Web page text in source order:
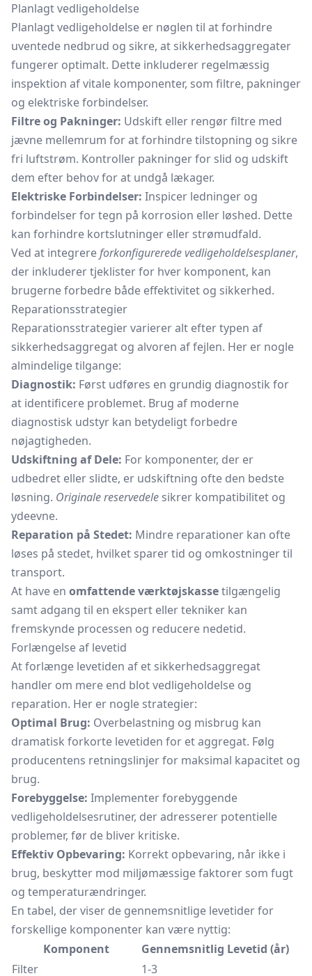
Planlagt vedligeholdelse
Planlagt vedligeholdelse er nøglen til at forhindre
uventede nedbrud og sikre, at sikkerhedsaggregater
fungerer optimalt. Dette inkluderer regelmæssig
inspektion af vitale komponenter, som filtre, pakninger
og elektriske forbindelser.
Filtre og Pakninger: Udskift eller rengør filtre med
jævne mellemrum for at forhindre tilstopning og sikre
fri luftstrøm. Kontroller pakninger for slid og udskift
dem efter behov for at undgå lækager.
Elektriske Forbindelser: Inspicer ledninger og
forbindelser for tegn på korrosion eller løshed. Dette
kan forhindre kortslutninger eller strømudfald.
Ved at integrereforkonfigurerede vedligeholdelsesplaner,
der inkluderer tjeklister for hver komponent, kan
brugerne forbedre både effektivitet og sikkerhed.
Reparationsstrategier
Reparationsstrategier varierer alt efter typen af
sikkerhedsaggregat og alvoren af fejlen. Her er nogle
almindelige tilgange:
Diagnostik: Først udføres en grundig diagnostik for
at identificere problemet. Brug af moderne
diagnostisk udstyr kan betydeligt forbedre
nøjagtigheden.
Udskiftning af Dele: For komponenter, der er
udbedret eller slidte, er udskiftning ofte den bedste
løsning. Originale reservedele sikrer kompatibilitet og
ydeevne.
Reparation på Stedet: Mindre reparationer kan ofte
løses på stedet, hvilket sparer tid og omkostninger til
transport.
At have en omfattende værktøjskassetilgængelig
samt adgang til en ekspert eller tekniker kan
fremskynde processen og reducere nedetid.
Forlængelse af levetid
At forlænge levetiden af et sikkerhedsaggregat
handler om mere end blot vedligeholdelse og
reparation. Her er nogle strategier:
Optimal Brug: Overbelastning og misbrug kan
dramatisk forkorte levetiden for et aggregat. Følg
producentens retningslinjer for maksimal kapacitet og
brug.
Forebyggelse: Implementer forebyggende
vedligeholdelsesrutiner, der adresserer potentielle
problemer, før de bliver kritiske.
Effektiv Opbevaring: Korrekt opbevaring, når ikke i
brug, beskytter mod miljømæssige faktorer som fugt
og temperaturændringer.
En tabel, der viser de gennemsnitlige levetider for
forskellige komponenter kan være nyttig:
Komponent
Gennemsnitlig Levetid (år)
Filter
1-3